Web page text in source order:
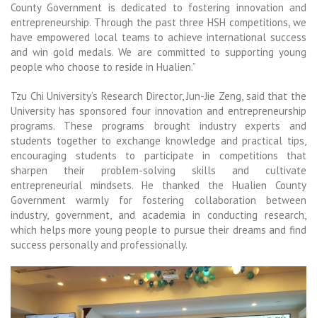
County Government is dedicated to fostering innovation and
entrepreneurship. Through the past three HSH competitions, we
have empowered local teams to achieve international success
and win gold medals. We are committed to supporting young
people who choose to reside in Hualien.”
Tzu Chi University’s Research Director, Jun-Jie Zeng, said that the
University has sponsored four innovation and entrepreneurship
programs. These programs brought industry experts and
students together to exchange knowledge and practical tips,
encouraging students to participate in competitions that
sharpen their problem-solving skills and cultivate
entrepreneurial mindsets. He thanked the Hualien County
Government warmly for fostering collaboration between
industry, government, and academia in conducting research,
which helps more young people to pursue their dreams and find
success personally and professionally.